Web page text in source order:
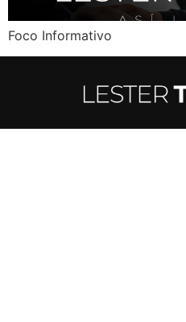
Foco Informativo